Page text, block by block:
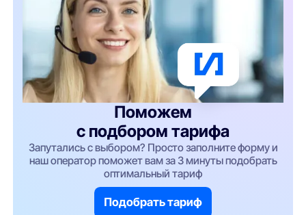
Поможем
с подбором тарифа
Запутались с выбором? Просто заполните форму и
наш оператор поможет вам за 3 минуты подобрать
оптимальный тариф
Подобрать тариф